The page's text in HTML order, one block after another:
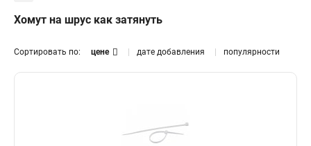
Хомут на шрус как затянуть
Сортировать по: цене дате добавления популярности